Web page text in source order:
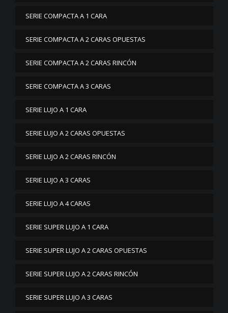
SERIE COMPACTA A 1 CARA
SERIE COMPACTA A 2 CARAS OPUESTAS
SERIE COMPACTA A 2 CARAS RINCÓN
SERIE COMPACTA A 3 CARAS
SERIE LUJO A 1 CARA
SERIE LUJO A 2 CARAS OPUESTAS
SERIE LUJO A 2 CARAS RINCÓN
SERIE LUJO A 3 CARAS
SERIE LUJO A 4 CARAS
SERIE SUPER LUJO A 1 CARA
SERIE SUPER LUJO A 2 CARAS OPUESTAS
SERIE SUPER LUJO A 2 CARAS RINCÓN
SERIE SUPER LUJO A 3 CARAS